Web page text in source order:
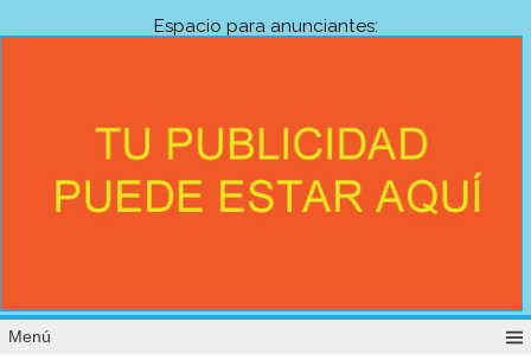
Espacio para anunciantes:
Menú